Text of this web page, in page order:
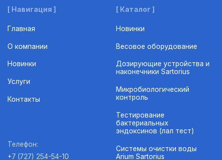
[ Навигация ]
Главная
О компании
Новинки
Услуги
Контакты
Телефон:
+7 (727) 254-54-10
[ Каталог ]
Новинки
Весовое оборудование
Дозирующие устройства и
наконечники Sartorius
Микробиологический
контроль
Тестирование
бактериальных
эндоксинов (лал тест)
Системы очистки воды
Arium Sartorius